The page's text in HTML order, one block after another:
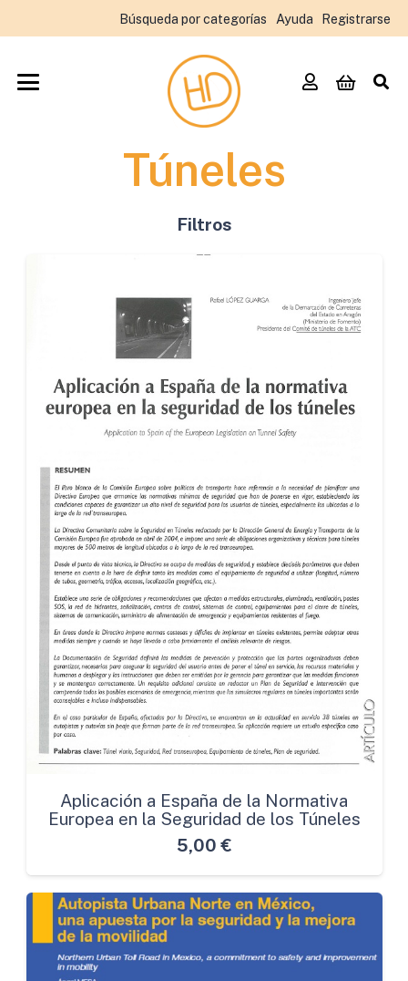
Búsqueda por categorías Ayuda Registrarse
Túneles
Filtros
Aplicación a España de la Normativa
Europea en la Seguridad de los Túneles
5,00 €